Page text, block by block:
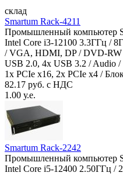
склад
Smartum Rack-4211
Промышленный компьютер
Intel Core i3-12100 3.3ГГц /
/ VGA, HDMI, DP / DVD-RW
USB 2.0, 4x USB 3.2 / Audio
1x PCIe x16, 2x PCIe x4 /
82.17 руб. с НДС
1.00 у.е.
Smartum Rack-2242
Промышленный компьютер
Intel Core i5-12400 2.50ГГц /